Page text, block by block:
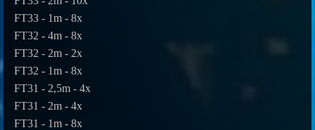
FT33 - 1m - 8x
FT32 - 4m - 8x
FT32 - 2m - 2x
FT32 - 1m - 8x
FT31 - 2,5m - 4x
FT31 - 2m - 4x
FT31 - 1m - 8x